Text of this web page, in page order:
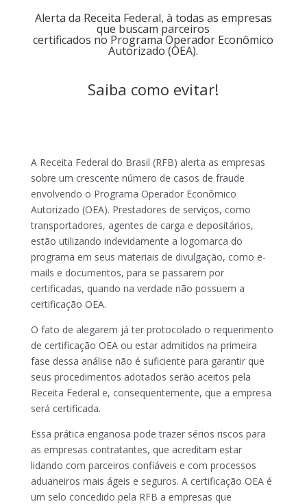
Alerta da Receita Federal, à todas as empresas
que buscam parceiros
certificados no Programa Operador Econômico
Autorizado (OEA).
Saiba como evitar!
A Receita Federal do Brasil (RFB) alerta as empresas
sobre um crescente número de casos de fraude
envolvendo o Programa Operador Econômico
Autorizado (OEA). Prestadores de serviços, como
transportadores, agentes de carga e depositários,
estão utilizando indevidamente a logomarca do
programa em seus materiais de divulgação, como e-
mails e documentos, para se passarem por
certificadas, quando na verdade não possuem a
certificação OEA.
O fato de alegarem já ter protocolado o requerimento
de certificação OEA ou estar admitidos na primeira
fase dessa análise não é suficiente para garantir que
seus procedimentos adotados serão aceitos pela
Receita Federal e, consequentemente, que a empresa
será certificada.
Essa prática enganosa pode trazer sérios riscos para
as empresas contratantes, que acreditam estar
lidando com parceiros confiáveis e com processos
aduaneiros mais ágeis e seguros. A certificação OEA é
um selo concedido pela RFB a empresas que